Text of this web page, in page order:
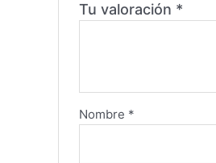
Tu valoración *
Nombre *